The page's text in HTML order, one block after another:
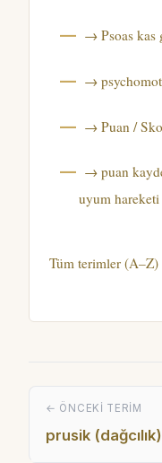
→ Psoas kas
→
→ Puan /
→ puan
uyum hareketi
Tüm terimler (A–Z)
← ÖNCEKI TERIM
prusik (dağcılık)